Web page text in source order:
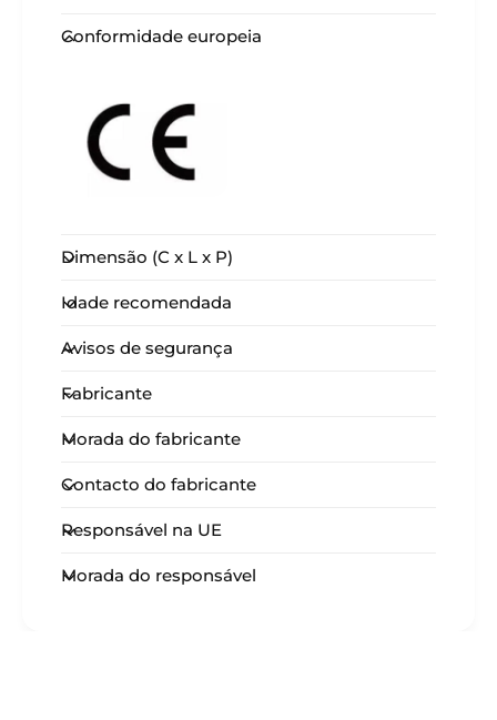
Conformidade europeia
Dimensão (C x L x P)
Idade recomendada
Avisos de segurança
Fabricante
Morada do fabricante
Contacto do fabricante
Responsável na UE
Morada do responsável